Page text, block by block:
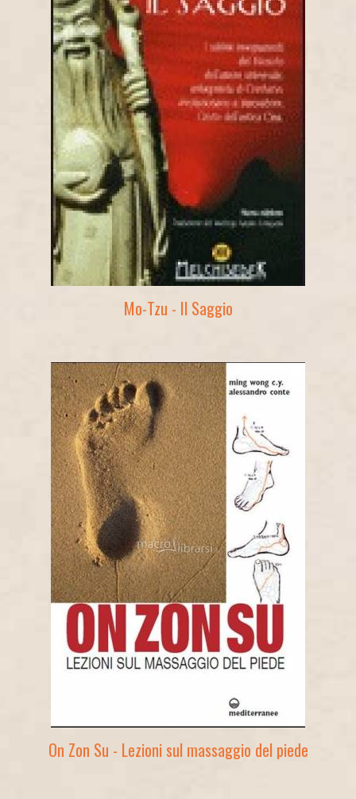
Mo-Tzu - Il Saggio
On Zon Su - Lezioni sul massaggio del piede